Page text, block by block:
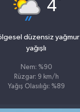
4
düzensiz yağmur
yağışlı
Nem: %90
Rüzgar: 9 km/h
Yağış Olasılığı: %89